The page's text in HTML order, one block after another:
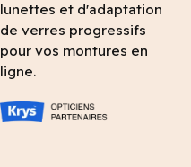
lunettes et d'adaptation
de verres progressifs
pour vos montures en
ligne.